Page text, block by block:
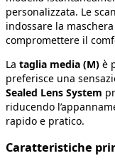
personalizzata. Le
indossare la
compromettere il
La taglia media (M) è
preferisce una
Sealed Lens System
riducendo
rapido e pratico.
Caratteristiche